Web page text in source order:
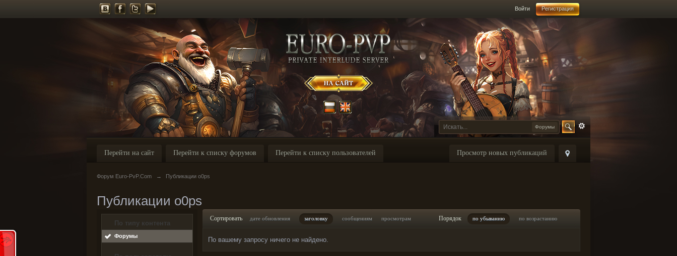
Войти Регистрация
Форумы
Просмотр новых публикаций
Перейти на сайт Перейти к списку форумов Перейти к списку пользователей
Форум Euro-PvP.Com → Публикации o0ps
Публикации o0ps
По типу контента
Форумы
Сортировать дате обновления заголовку сообщениям просмотрам Порядок по убыванию по возрастанию
По вашему запросу ничего не найдено.